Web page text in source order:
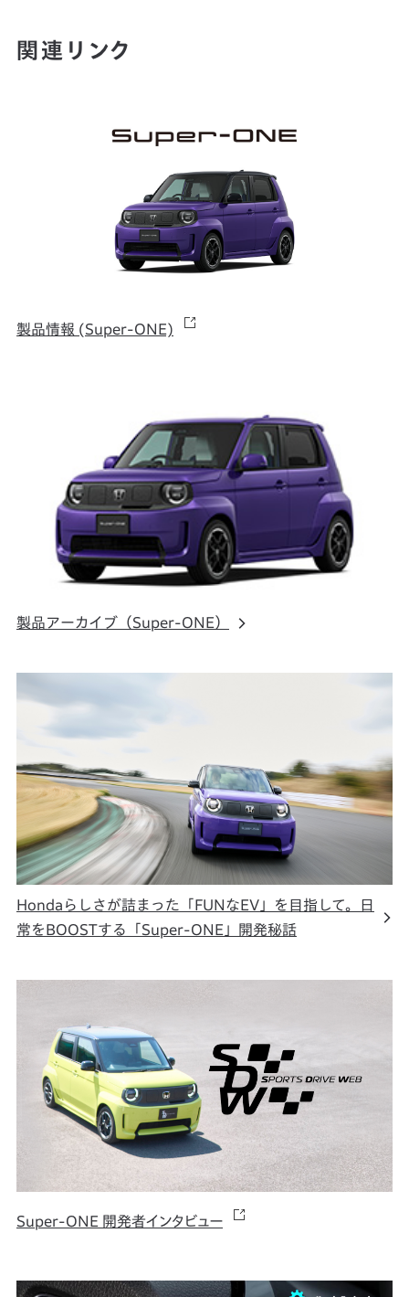
関連リンク
製品情報 (Super-ONE)
製品アーカイブ（Super-ONE）
Hondaらしさが詰まった「FUNなEV」を目指して。日
常をBOOSTする「Super-ONE」開発秘話
Super-ONE 開発者インタビュー